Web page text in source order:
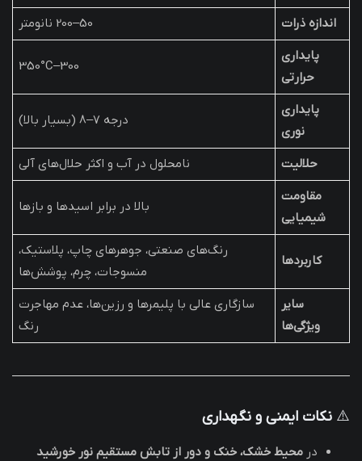
اندازه ذرات
50–200 نانومتر
پایداری
حرارتی
300–350°C
پایداری
نوری
درجه 7–8 (بسیار بالا)
حلالیت
نامحلول در آب و اکثر حلال‌های آلی
مقاومت
شیمیایی
بالا در برابر اسیدها و بازها
کاربردها
رنگ‌های صنعتی، جوهرهای چاپ، پلاستیک،
منسوجات، چرم، پوشش‌ها
سایر
ویژگی‌ها
سازگاری عالی با پلیمرها و رزین‌ها، عدم مهاجرت
رنگ
⚠️ نکات ایمنی و نگهداری
در محیط خشک، خنک و دور از تابش مستقیم نور خورشید